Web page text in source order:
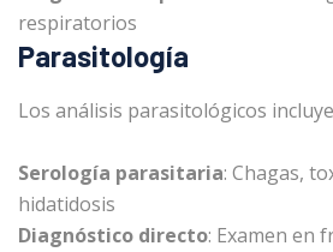
respiratorios
Parasitología
Los análisis parasitológicos
Serología parasitaria: Chagas,
hidatidosis
Diagnóstico directo: Examen en